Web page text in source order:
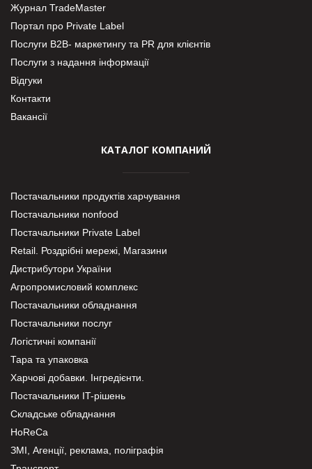
Журнал TradeMaster
Портал про Private Label
Послуги В2В- маркетингу та PR для клієнтів
Послуги з надання інформації
Відгуки
Контакти
Вакансії
КАТАЛОГ КОМПАНИЙ
Постачальники продуктів харчування
Постачальники nonfood
Постачальники Private Label
Retail. Роздрібні мережі, Магазини
Дистрибутори України
Агропромисловий комплекс
Постачальники обладнання
Постачальники послуг
Логістичні компанії
Тара та упаковка
Харчові добавки. Інгредієнти.
Постачальники IT-рішень
Складське обладнання
HoReCa
ЗМІ, Агенції, реклама, поліграфія